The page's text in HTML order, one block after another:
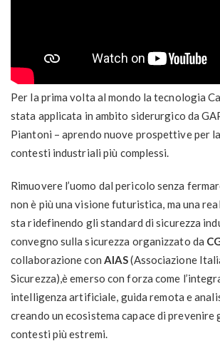
Per la prima volta al mondo la tecnologia
stata applicata in ambito siderurgico da
Piantoni – aprendo nuove prospettive per
contesti industriali più complessi.
Rimuovere l’uomo dal pericolo senza
non è più una visione futuristica, ma una
sta ridefinendo gli standard di sicurezza
convegno sulla sicurezza organizzato da
collaborazione con AIAS(Associazione
Sicurezza),è emerso con forza come
intelligenza artificiale, guida remota e
creando un ecosistema capace di
contesti più estremi.